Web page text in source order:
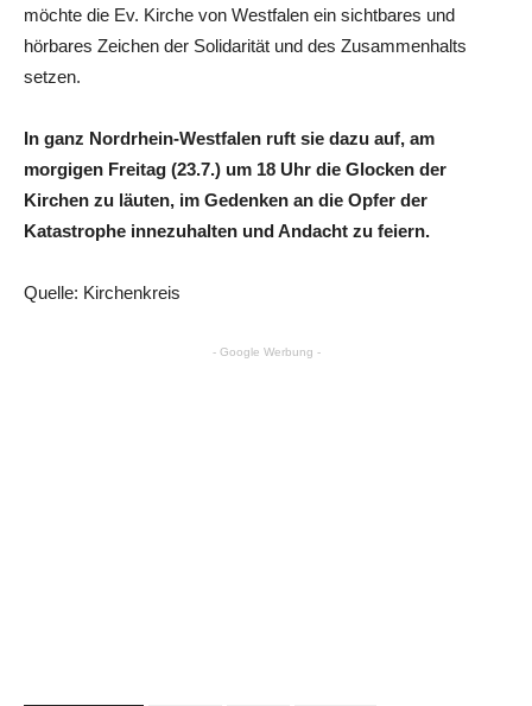
möchte die Ev. Kirche von Westfalen ein sichtbares und
hörbares Zeichen der Solidarität und des Zusammenhalts
setzen.
In ganz Nordrhein-Westfalen ruft sie dazu auf, am
morgigen Freitag (23.7.) um 18 Uhr die Glocken der
Kirchen zu läuten, im Gedenken an die Opfer der
Katastrophe innezuhalten und Andacht zu feiern.
Quelle: Kirchenkreis
- Google Werbung -